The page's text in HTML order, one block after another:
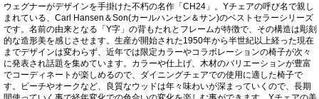
ウェグナーがデザインを手掛けた不朽の名作「CH24」。Yチェアの呼び名で親し
まれている、Carl Hansen＆Son(カールハンセン＆サン)のベストセラーシリーズ
です。名前の由来となる「Y字」の背もたれとフレームが特徴で、その構造は彫刻
的な造形美を感じさせます。生産が開始された1950年から半世紀以上経った現在
までデザインは変わらず、近年では限定カラーやコラボレーションの椅子が次々
に発表され話題を集めています。カラーや仕上げ、木材のバリエーションが豊富
でコーディネートが楽しめるので、ダイニングチェアでの使用に適した椅子で
す。ビーチやオークなど、良質なウッドは年々味わいが深まっていくので、長期